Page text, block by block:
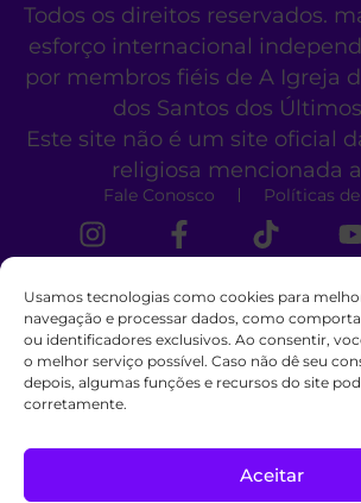
Usamos tecnologias como cookies para
navegação e processar dados, como
ou identificadores exclusivos. Ao consentir,
o melhor serviço possível. Caso não dê seu
depois, algumas funções e recursos do site
corretamente.
Aceitar
Todos os direitos reservados.
esforço internacional
por membros fiéis de A Igreja
dos Santos dos
Este site não é um site oficial
religiosa mencionada
Fale Conosco Políticas